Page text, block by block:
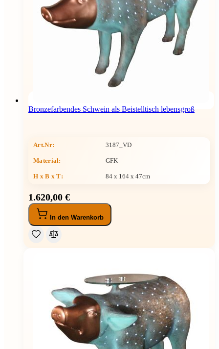
Bronzefarbendes Schwein als Beistelltisch lebensgroß
Art.Nr: 3187_VD
Material: GFK
H x B x T: 84 x 164 x 47cm
1.620,00 €
In den Warenkorb